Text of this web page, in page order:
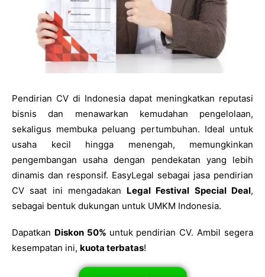
Pendirian CV di Indonesia dapat meningkatkan reputasi
bisnis dan menawarkan kemudahan pengelolaan,
sekaligus membuka peluang pertumbuhan. Ideal untuk
usaha kecil hingga menengah, memungkinkan
pengembangan usaha dengan pendekatan yang lebih
dinamis dan responsif. EasyLegal sebagai jasa pendirian
CV saat ini mengadakan Legal Festival Special Deal,
sebagai bentuk dukungan untuk UMKM Indonesia.
Dapatkan Diskon 50% untuk pendirian CV. Ambil segera
kesempatan ini, kuota terbatas!